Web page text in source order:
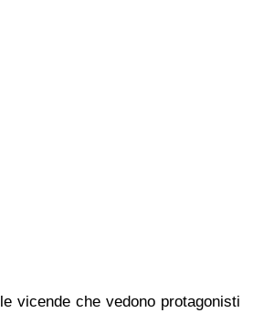
vicende che vedono protagonisti